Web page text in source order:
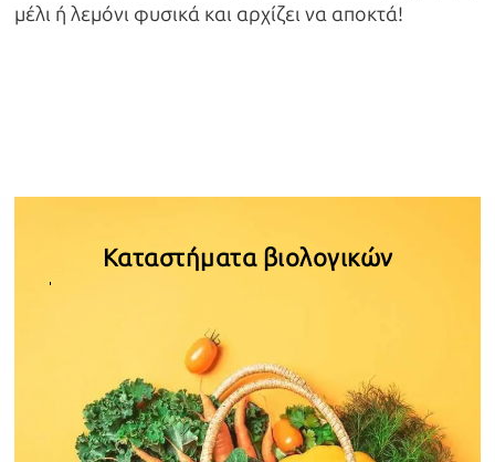
μέλι ή λεμόνι φυσικά και αρχίζει να αποκτά!
Καταστήματα βιολογικών